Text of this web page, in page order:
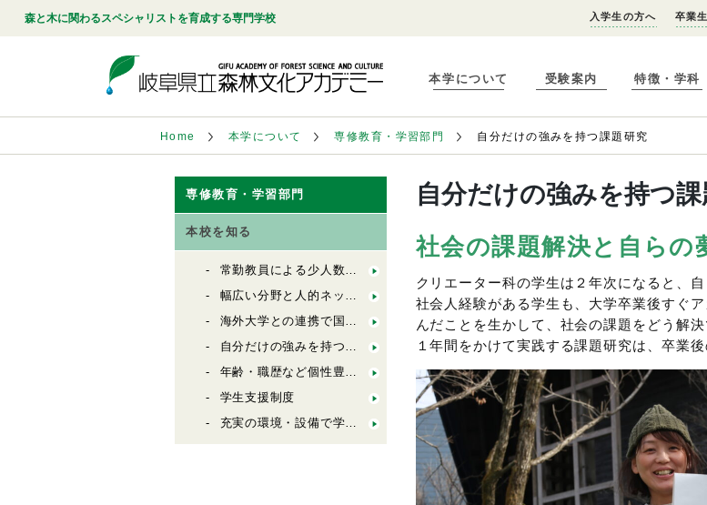
森と木に関わるスペシャリストを育成する専門学校 入学生の方へ 卒業
本学について 受験案内 特徴・学科
Home 本学について 専修教育・学習部門 自分だけの強みを持つ課題研究
専修教育・学習部門
本校を知る
常勤教員による少人数実践教育
幅広い分野と人的ネットワークの構築
海外大学との連携で国際的な視野の獲得
自分だけの強みを持つ課題研究
年齢・職歴など個性豊かな学生
学生支援制度
充実の環境・設備で学びをサポート
自分だけの強みを持つ
社会の課題解決と自らの
クリエーター科の学生は２年次になると、
社会人経験がある学生も、大学卒業後すぐ
んだことを生かして、社会の課題をどう解決
１年間をかけて実践する課題研究は、卒業